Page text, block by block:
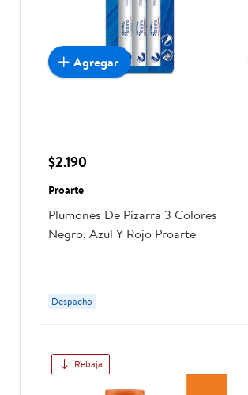
$2.190
Proarte
Plumones De Pizarra 3 Colores
Negro, Azul Y Rojo Proarte
Despacho
Agregar
Rebaja